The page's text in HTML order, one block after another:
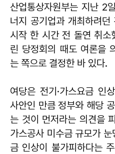
산업통상자원부는 지난 2
너지 공기업과 개최하려
시작 한 시간 전 돌연 취
린 당정회의 때도 여론을
는 쪽으로 결정한 바 있다.
여당은 전기·가스요금 인
사안인 만큼 정부와 해당
는 것이 먼저라는 의견을
가스공사 미수금 규모가
금 인상이 불가피하다는